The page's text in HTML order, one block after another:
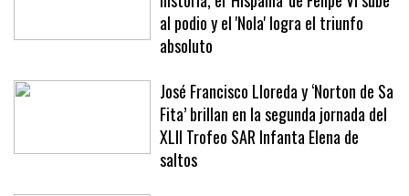
El 'Teatro del Soho San Miguel' hace
historia, el 'Hispania' de Felipe VI sube
al podio y el 'Nola' logra el triunfo
absoluto
José Francisco Lloreda y ‘Norton de Sa
Fita’ brillan en la segunda jornada del
XLII Trofeo SAR Infanta Elena de